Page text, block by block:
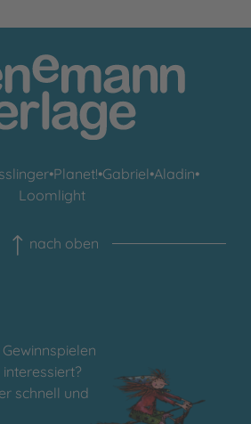
•Planet!•Gabriel•Aladin•
Loomlight
nach oben
schnell und